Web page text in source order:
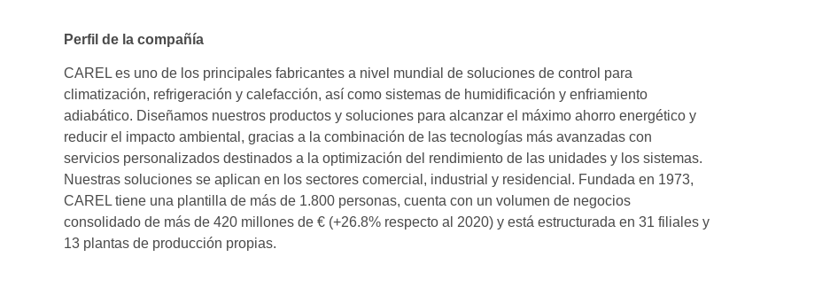
Perfil de la compañía
CAREL es uno de los principales fabricantes a nivel mundial de soluciones de control para
climatización, refrigeración y calefacción, así como sistemas de humidificación y enfriamiento
adiabático. Diseñamos nuestros productos y soluciones para alcanzar el máximo ahorro energético y
reducir el impacto ambiental, gracias a la combinación de las tecnologías más avanzadas con
servicios personalizados destinados a la optimización del rendimiento de las unidades y los sistemas.
Nuestras soluciones se aplican en los sectores comercial, industrial y residencial. Fundada en 1973,
CAREL tiene una plantilla de más de 1.800 personas, cuenta con un volumen de negocios
consolidado de más de 420 millones de € (+26.8% respecto al 2020) y está estructurada en 31 filiales y
13 plantas de producción propias.